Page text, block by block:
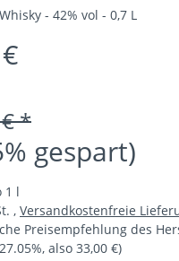
- 42% vol - 0,7 L
*
gespart)
1 l
, Versandkostenfreie
Preisempfehlung des
27.05%, also 33,00 €)